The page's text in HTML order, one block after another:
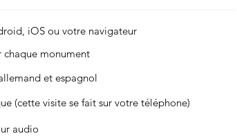
iOS ou votre navigateur
chaque monument
et espagnol
(cette visite se fait sur votre téléphone)
audio